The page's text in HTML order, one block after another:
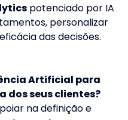
potenciado por IA
personalizar
das decisões.
Artificial para
dos seus clientes?
na definição e